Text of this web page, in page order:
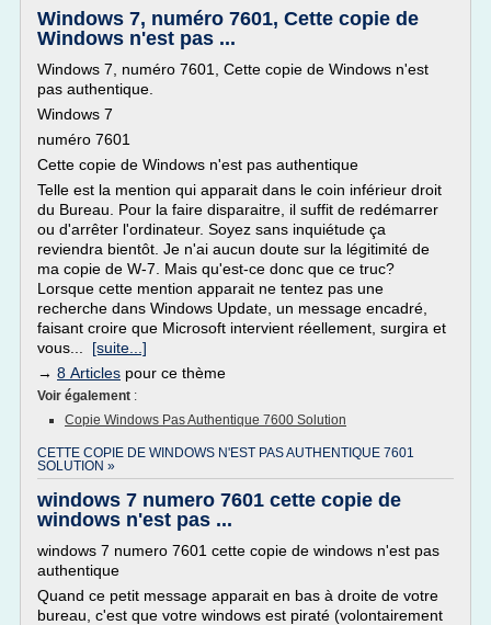
Windows 7, numéro 7601, Cette copie de
Windows n'est pas ...
Windows 7, numéro 7601, Cette copie de Windows n'est
pas authentique.
Windows 7
numéro 7601
Cette copie de Windows n'est pas authentique
Telle est la mention qui apparait dans le coin inférieur droit
du Bureau. Pour la faire disparaitre, il suffit de redémarrer
ou d'arrêter l'ordinateur. Soyez sans inquiétude ça
reviendra bientôt. Je n'ai aucun doute sur la légitimité de
ma copie de W-7. Mais qu'est-ce donc que ce truc?
Lorsque cette mention apparait ne tentez pas une
recherche dans Windows Update, un message encadré,
faisant croire que Microsoft intervient réellement, surgira et
vous... [suite...]
→ 8 Articles pour ce thème
Voir également :
Copie Windows Pas Authentique 7600 Solution
CETTE COPIE DE WINDOWS N'EST PAS AUTHENTIQUE 7601
SOLUTION »
windows 7 numero 7601 cette copie de
windows n'est pas ...
windows 7 numero 7601 cette copie de windows n'est pas
authentique
Quand ce petit message apparait en bas à droite de votre
bureau, c'est que votre windows est piraté (volontairement